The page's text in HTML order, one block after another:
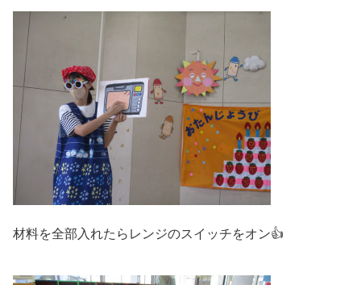
材料を全部入れたらレンジのスイッチをオン👍